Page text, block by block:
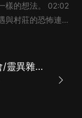
樣的想法。 02:02
與村莊的恐怖連鎖
人：一個令人不
四川方言/民間故事會/靈異雜談/每天一個奇聞故事